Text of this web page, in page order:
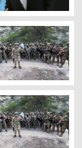
قائد قوات فاغنر:
يفغيني بريغوجين